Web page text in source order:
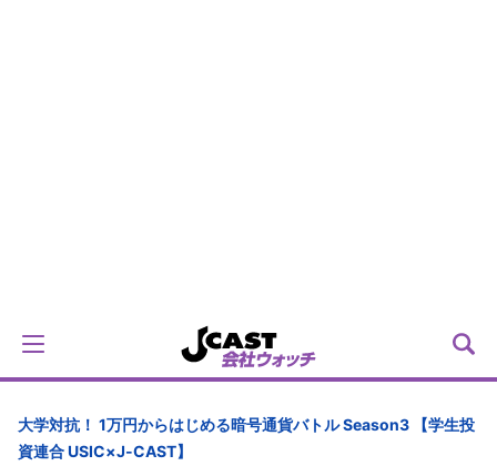
大学対抗！ 1万円からはじめる暗号通貨バトル Season3 【学生投
資連合 USIC×J-CAST】